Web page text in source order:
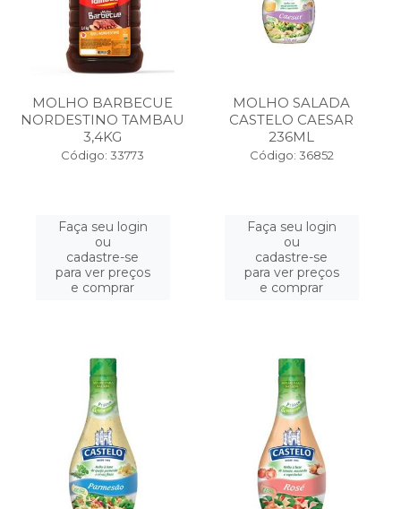
MOLHO BARBECUE
NORDESTINO TAMBAU
3,4KG
Código: 33773
Faça seu login
ou
cadastre-se
para ver preços
e comprar
MOLHO SALADA
CASTELO CAESAR
236ML
Código: 36852
Faça seu login
ou
cadastre-se
para ver preços
e comprar